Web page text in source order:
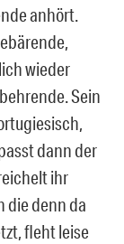
anhört.
wieder
Sein
dann der
ihr
die denn da
fleht leise